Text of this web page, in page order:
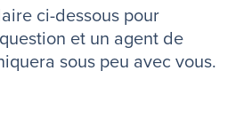
ci-dessous pour
et un agent de
sous peu avec vous.